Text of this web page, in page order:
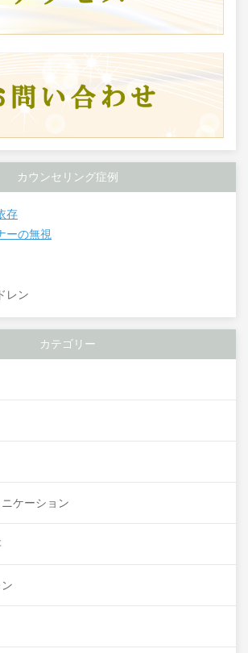
カウンセリング症例
存
ーの無視
レン
カテゴリー
ケーション